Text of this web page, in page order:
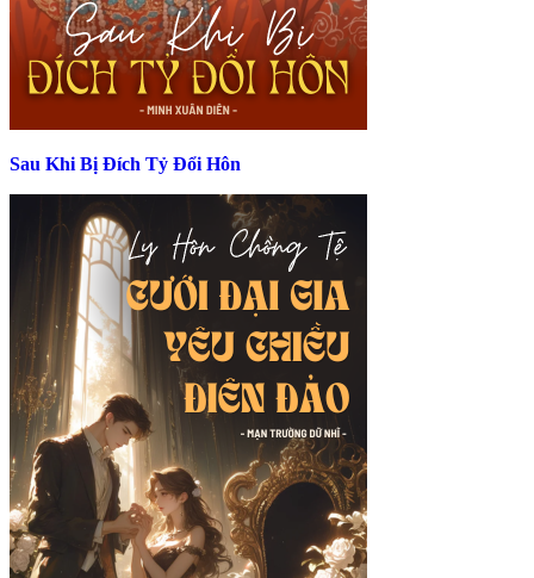
Sau Khi Bị Đích Tỷ Đổi Hôn